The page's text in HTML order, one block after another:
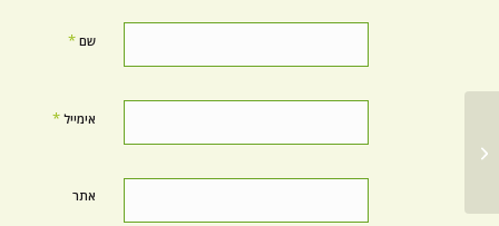
שם *
אימייל *
אתר
פיתוח כוח פנימי בטאי צ'י וצ'י קונג